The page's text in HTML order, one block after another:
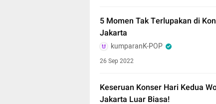
5 Momen Tak Terlupakan di
Jakarta
kumparanK-POP
26 Sep 2022
Keseruan Konser Hari Kedua
Jakarta Luar Biasa!